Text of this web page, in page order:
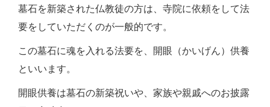
墓石を新築された仏教徒の方は、寺院に依頼をして法
要をしていただくのが一般的です。
この墓石に魂を入れる法要を、開眼（かいげん）供養
といいます。
開眼供養は墓石の新築祝いや、家族や親戚へのお披露